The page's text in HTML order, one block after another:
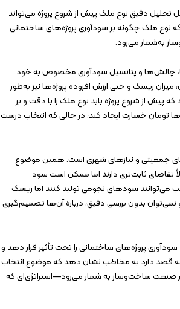
دقیق نوع ملک پیش از شروع پروژه می‌تواند
ملک چگونه بر سودآوری پروژه‌های ساختمانی
به‌شمار می‌رود.
چالش‌ها و پتانسیل سودآوری مخصوص به خود
ریسک و حتی ارزش افزوده پروژه‌ها نیز به‌طور
پیش از شروع پروژه باید نوع ملک را با دقت و بر
تومان خسارت ایجاد کند، در حالی که انتخاب درست
جمعیتی و نیازهای شهری است. همین موضوع
تقاضای ثابت‌تری دارند اما ممکن است سود
می‌توانند سودهای نجومی تولید کنند اما ریسک
نمی‌توان بدون بررسی دقیق، درباره آن‌ها تصمیم‌گیری
پروژه‌های ساختمانی را تحت تأثیر قرار دهد و
قصد دارد به مخاطب نشان دهد که موضوع انتخاب
صنعت ساخت‌وساز به شمار می‌رود—استراتژی‌ای که